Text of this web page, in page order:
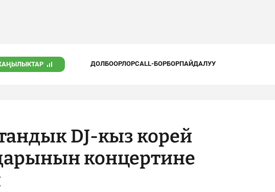
ДОЛБООРЛОРCALL-БОРБОРПАЙДАЛУУ
DJ-кыз корей
концертине